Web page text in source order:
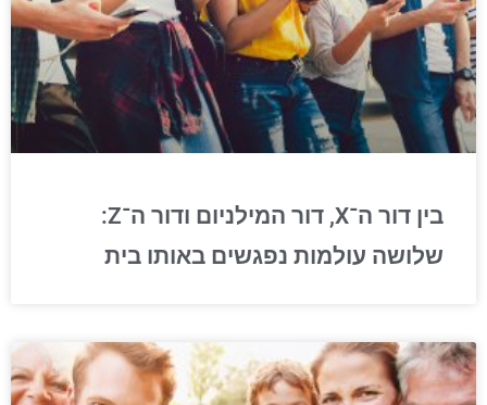
בין דור ה־X, דור המילניום ודור ה־Z:
שלושה עולמות נפגשים באותו בית